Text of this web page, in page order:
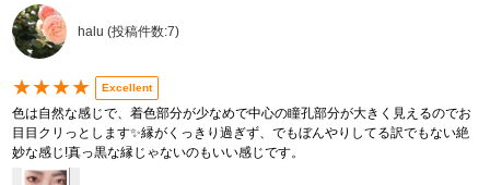
halu (投稿件数:7)
★★★★ Excellent
色は自然な感じで、着色部分が少なめで中心の瞳孔部分が大きく見えるのでお
目目クリっとします✨縁がくっきり過ぎず、でもぼんやりしてる訳でもない絶
妙な感じ!真っ黒な縁じゃないのもいい感じです。